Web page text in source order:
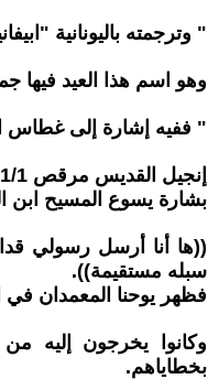
" وترجمته باليونانية
وهو اسم هذا العيد فيها
" ففيه إشارة إلى غطاس
إنجيل القديس مرقص 1/1-11
بشارة يسوع المسيح ابن
((ها أنا أرسل رسولي
سبله مستقيمة)).
فظهر يوحنا المعمدان في
وكانوا يخرجون إليه
بخطاياهم.